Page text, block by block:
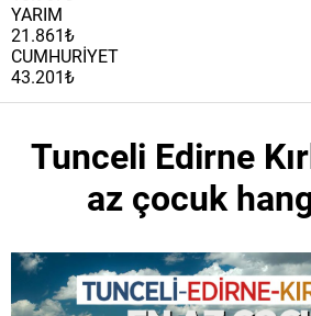
YARIM
21.861₺
CUMHURİYET
43.201₺
Tunceli Edirne
az çocuk